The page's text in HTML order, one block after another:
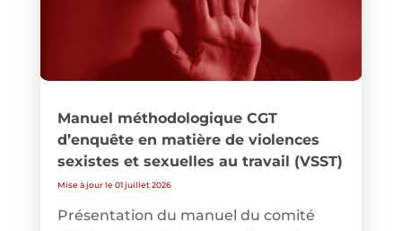
Manuel méthodologique CGT
d’enquête en matière de violences
sexistes et sexuelles au travail (VSST)
Mise à jour le 01 juillet 2026
Présentation du manuel du comité